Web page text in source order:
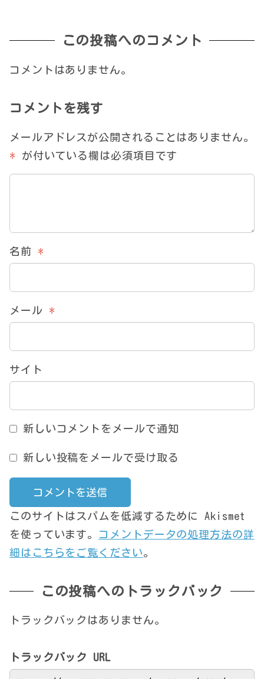
この投稿へのコメント
コメントはありません。
コメントを残す
メールアドレスが公開されることはありません。
*
が付いている欄は必須項目です
名前 *
メール *
サイト
新しいコメントをメールで通知
新しい投稿をメールで受け取る
このサイトはスパムを低減するために Akismet
を使っています。
コメントデータの処理方法の詳
細はこちらをご覧ください。
この投稿へのトラックバック
トラックバックはありません。
トラックバック URL